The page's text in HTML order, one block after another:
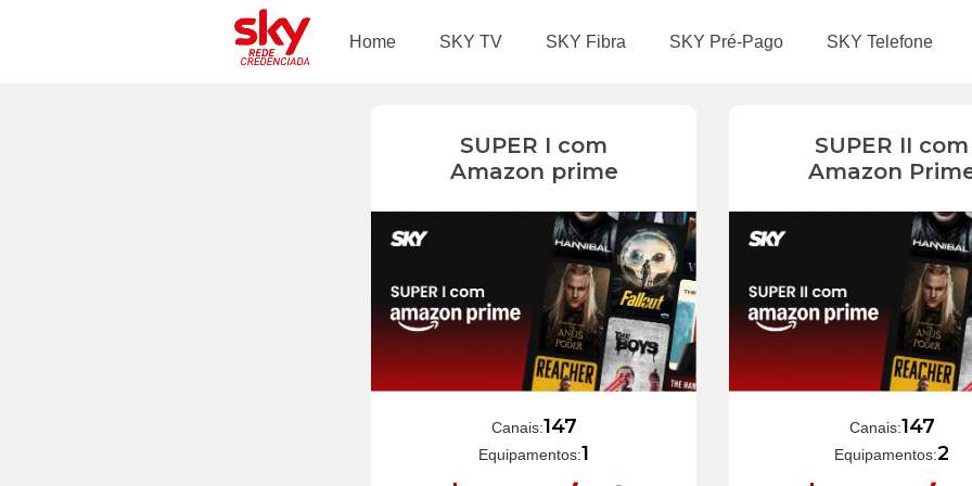
Home SKY TV SKY Fibra SKY Pré-Pago SKY Telefone
SUPER I com
Amazon prime
Canais:147
Equipamentos:1
SUPER II com
Amazon
Canais:147
Equipamentos:2